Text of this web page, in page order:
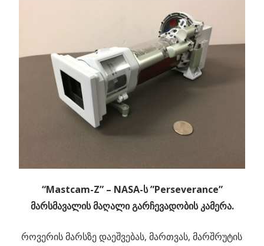
“Mastcam-Z” – NASA-ს ”Perseverance”
მარსმავალის მაღალი გარჩევადობის კამერა.
როვერის მარსზე დაეშვებას, მართვას, მარშრუტის